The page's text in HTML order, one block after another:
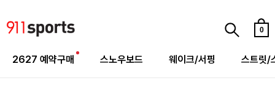
0
2627 예약구매 스노우보드 웨이크/서핑 스트릿/